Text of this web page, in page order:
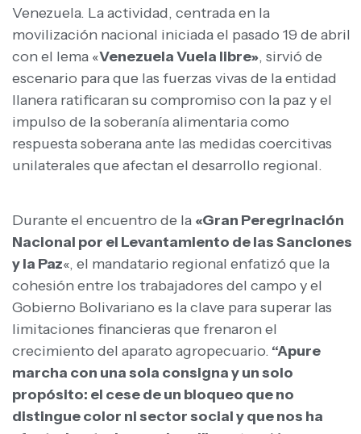
Venezuela. La actividad, centrada en la
movilización nacional iniciada el pasado 19 de abril
con el lema «Venezuela Vuela libre», sirvió de
escenario para que las fuerzas vivas de la entidad
llanera ratificaran su compromiso con la paz y el
impulso de la soberanía alimentaria como
respuesta soberana ante las medidas coercitivas
unilaterales que afectan el desarrollo regional.
Durante el encuentro de la «Gran Peregrinación
Nacional por el Levantamiento de las Sanciones
y la Paz«, el mandatario regional enfatizó que la
cohesión entre los trabajadores del campo y el
Gobierno Bolivariano es la clave para superar las
limitaciones financieras que frenaron el
crecimiento del aparato agropecuario. “Apure
marcha con una sola consigna y un solo
propósito: el cese de un bloqueo que no
distingue color ni sector social y que nos ha